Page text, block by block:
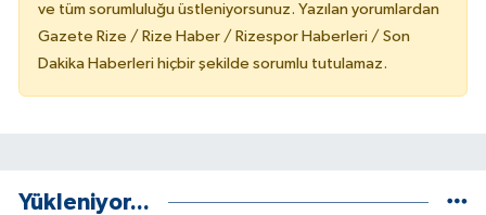
ve tüm sorumluluğu üstleniyorsunuz. Yazılan yorumlardan
Gazete Rize / Rize Haber / Rizespor Haberleri / Son
Dakika Haberleri hiçbir şekilde sorumlu tutulamaz.
Yükleniyor...